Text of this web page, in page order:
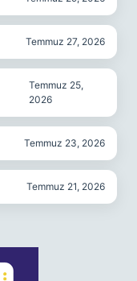
Temmuz 27, 2026
Temmuz 25,
2026
Temmuz 23, 2026
Temmuz 21, 2026